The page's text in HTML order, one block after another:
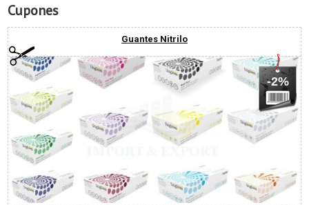
Cupones
Guantes Nitrilo
-2%